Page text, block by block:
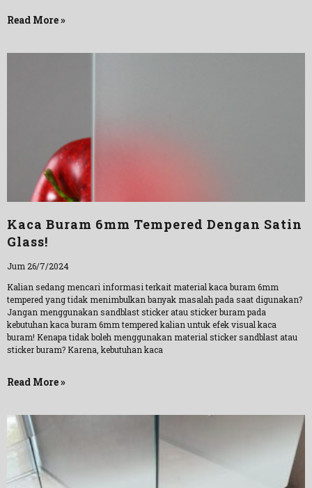
Read More »
Kaca Buram 6mm Tempered Dengan Satin
Glass!
Jum 26/7/2024
Kalian sedang mencari informasi terkait material kaca buram 6mm
tempered yang tidak menimbulkan banyak masalah pada saat digunakan?
Jangan menggunakan sandblast sticker atau sticker buram pada
kebutuhan kaca buram 6mm tempered kalian untuk efek visual kaca
buram! Kenapa tidak boleh menggunakan material sticker sandblast atau
sticker buram? Karena, kebutuhan kaca
Read More »